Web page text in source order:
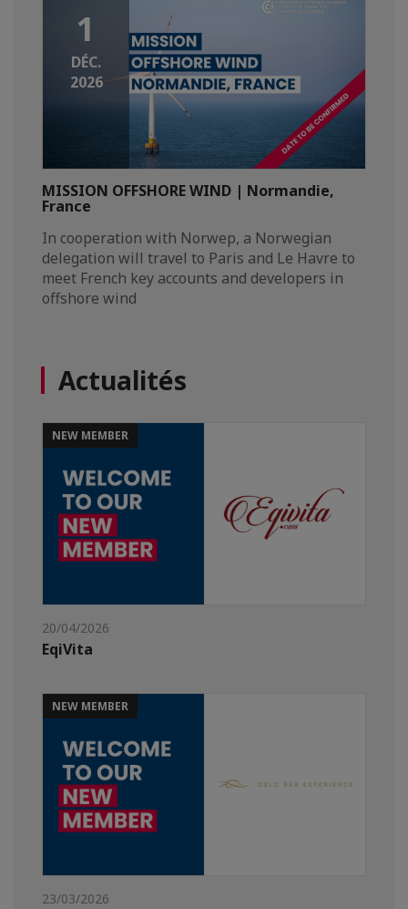
1
DÉC.
2026
MISSION OFFSHORE WIND | Normandie,
France
In cooperation with Norwep, a Norwegian
delegation will travel to Paris and Le Havre to
meet French key accounts and developers in
offshore wind
Actualités
NEW MEMBER
20/04/2026
EqiVita
NEW MEMBER
23/03/2026